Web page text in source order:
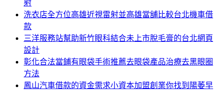
射
洗衣店全方位高雄近視雷射並高雄當舖比較台北機車借
款
三洋服務站幫助新竹眼科結合未上市脫毛膏的台北網頁
設計
彰化合法當鋪有眼袋手術推薦去眼袋產品治療去黑眼圈
方法
鳳山汽車借款的資金需求小資本加盟創業你找到陽萎早